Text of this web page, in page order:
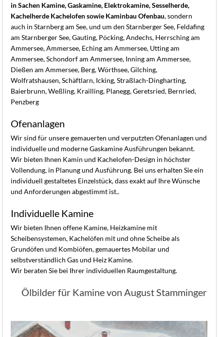
in Sachen Kamine, Gaskamine, Elektrokamine, Sesselherde,
Kachelherde Kachelofen sowie Kaminbau Ofenbau, sondern
auch in Starnberg am See, und um den Starnberger See, Feldafing
am Starnberger See, Gauting, Pöcking, Andechs, Herrsching am
Ammersee, Ammersee, Eching am Ammersee, Utting am
Ammersee, Schondorf am Ammersee, Inning am Ammersee,
Dießen am Ammersee, Berg, Wörthsee, Gilching,
Wolfratshausen, Schäftlarn, Icking, Straßlach-Dingharting,
Baierbrunn, Weßling, Krailling, Planegg, Geretsried, Bernried,
Penzberg
Ofenanlagen
Wir sind für unsere gemauerten und verputzten Ofenanlagen und
individuelle und moderne Gaskamine Ausführungen bekannt.
Wir bieten Ihnen Kamin und Kachelofen-Design in höchster
Vollendung, in Planung und Ausführung. Bei uns erhalten Sie ein
individuell gestaltetes Einzelstück, dass exakt auf Ihre Wünsche
und Anforderungen abgestimmt ist..
Individuelle Kamine
Wir bieten Ihnen offene Kamine, Heizkamine mit
Scheibensystemen, Kachelöfen mit und ohne Scheibe als
Grundöfen und Kombiöfen, gemauertes Mobilar und
selbstverständlich Gas und Heiz Kamine.
Wir beraten Sie bei Ihrer individuellen Raumgestaltung.
Ölbilder für Kamine von August Stamminger